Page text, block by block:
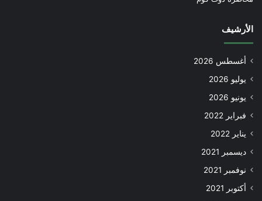
الأرشيف
أغسطس 2026
يوليو 2026
يونيو 2026
فبراير 2022
يناير 2022
ديسمبر 2021
نوفمبر 2021
أكتوبر 2021